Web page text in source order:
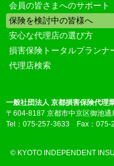
会員の皆さまへのサポート
保険を検討中の皆様へ
安心な代理店の選び方
損害保険トータルプランナ
代理店検索
一般社団法人 京都損害保険代理
〒604-8187 京都市中京区御池
Tel：075-257-3633 Fax：075-
© KYOTO INDEPENDENT